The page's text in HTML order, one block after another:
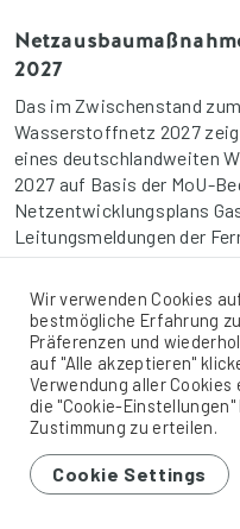
2027
Das im Zwischenstand
Wasserstoffnetz 2027
eines deutschlandweiten
2027 auf Basis der MoU-
Netzentwicklungsplans
Leitungsmeldungen der
anderer potenzieller
vorhandenen parallelen
Fernleitungsnetz. Daraus
[…]
Wir verwenden Cookies
bestmögliche Erfahrung
Präferenzen und
auf "Alle akzeptieren"
Verwendung aller
die "Cookie-
Zustimmung zu erteilen.
Cookie Settings